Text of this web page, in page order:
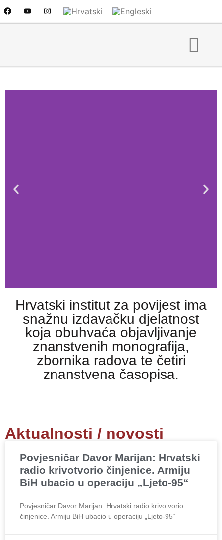
Hrvatski institut za
povijest
Najveći je javni znanstveni institut u
znanstvenome području humanističkih
znanosti te središnji javni institut u polju
povijesti u Republici Hrvatskoj
Hrvatski institut za povijest ima
snažnu izdavačku djelatnost
koja obuhvaća objavljivanje
znanstvenih monografija,
zbornika radova te četiri
znanstvena časopisa.
Aktualnosti / novosti
Povjesničar Davor Marijan: Hrvatski
radio krivotvorio činjenice. Armiju
BiH ubacio u operaciju „Ljeto-95“
Povjesničar Davor Marijan: Hrvatski radio krivotvorio
činjenice. Armiju BiH ubacio u operaciju „Ljeto-95“